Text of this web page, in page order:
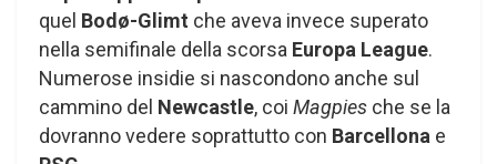
quel Bodø-Glimt che aveva invece superato
nella semifinale della scorsa Europa League.
Numerose insidie si nascondono anche sul
cammino del Newcastle, coi Magpies che se la
dovranno vedere soprattutto con Barcellona e